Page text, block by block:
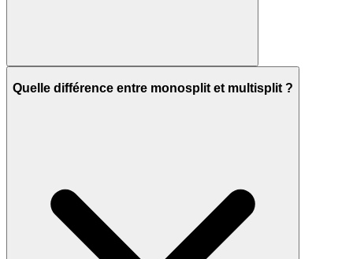
Quelle différence entre monosplit et multisplit ?